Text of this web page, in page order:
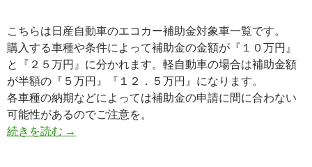
こちらは日産自動車のエコカー補助金対象車一覧です。
購入する車種や条件によって補助金の金額が『１０万円』
と『２５万円』に分かれます。軽自動車の場合は補助金額
が半額の『５万円』『１２．５万円』になります。
各車種の納期などによっては補助金の申請に間に合わない
可能性があるのでご注意を。
続きを読む →